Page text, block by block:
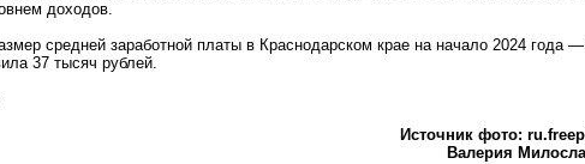
доходов.
средней заработной платы в Краснодарском крае на начало 2024 года
37 тысяч рублей.
Источник фото:
Валерия